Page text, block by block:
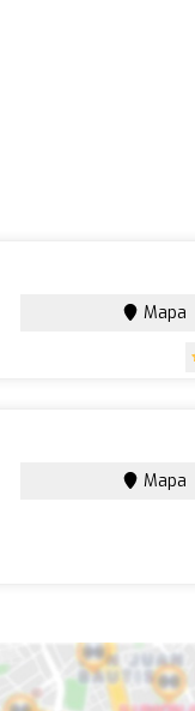
Mapa
Mapa